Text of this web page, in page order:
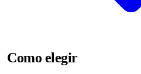
Como elegir